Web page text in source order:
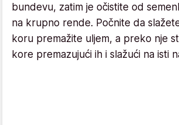
bundevu, zatim je očistite od
na krupno rende. Počnite da
koru premažite uljem, a preko nje
kore premazujući ih i slažući na isti